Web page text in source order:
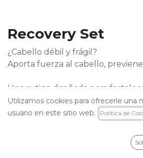
Recovery Set
¿Cabello débil y frágil?
Aporta fuerza al cabello,
Una rutina diseñada para
capilares, estimular el
pérdida capilar, consiguiendo una
Libre de SLS, SLES, Cocamide
Utilizamos cookies para ofrecerle una
usuario en este sitio web.
Política de